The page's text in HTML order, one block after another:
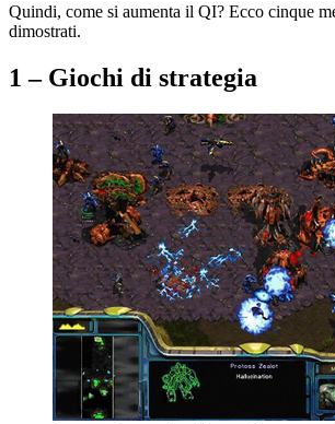
Quindi, come si aumenta il QI? Ecco cinque
dimostrati.
1 – Giochi di strategia